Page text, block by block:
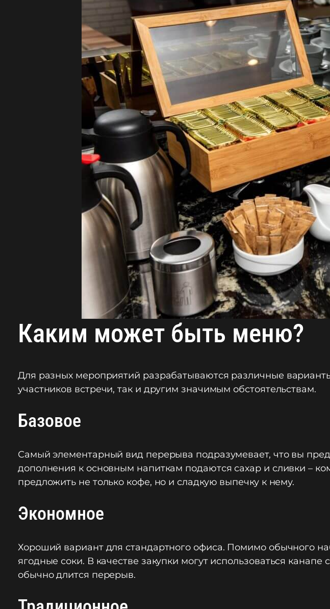
Каким может быть меню?
Для разных мероприятий разрабатываются различные
участников встречи, так и другим значимым обстоятельствам.
Базовое
Самый элементарный вид перерыва подразумевает, что вы
дополнения к основным напиткам подаются сахар и сливки –
предложить не только кофе, но и сладкую выпечку к нему.
Экономное
Хороший вариант для стандартного офиса. Помимо обычного
ягодные соки. В качестве закупки могут использоваться
обычно длится перерыв.